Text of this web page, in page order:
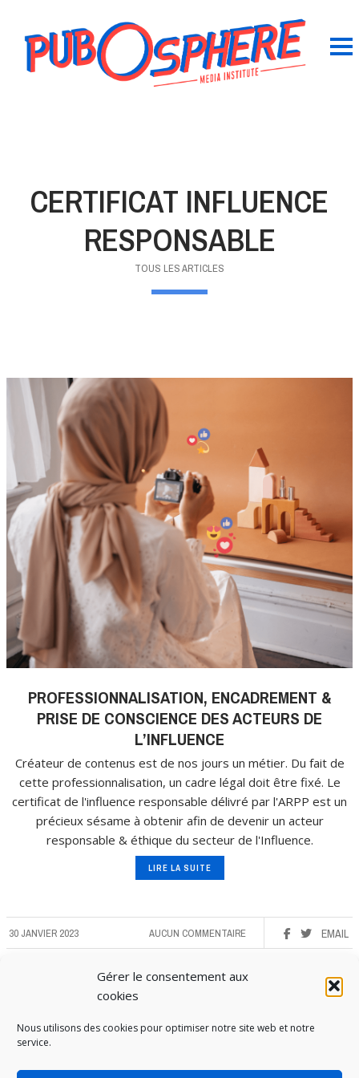
Gérer le consentement aux
cookies
Nous utilisons des cookies pour optimiser notre site web et notre
service.
CERTIFICAT INFLUENCE
RESPONSABLE
TOUS LES ARTICLES
PROFESSIONNALISATION, ENCADREMENT &
PRISE DE CONSCIENCE DES ACTEURS DE
L’INFLUENCE
Créateur de contenus est de nos jours un métier. Du fait de
cette professionnalisation, un cadre légal doit être fixé. Le
certificat de l'influence responsable délivré par l'ARPP est un
précieux sésame à obtenir afin de devenir un acteur
responsable & éthique du secteur de l'Influence.
LIRE LA SUITE
30 JANVIER 2023 EMAIL
AUCUN COMMENTAIRE